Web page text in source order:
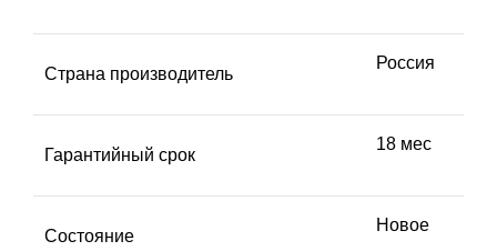
Страна производитель
Россия
Гарантийный срок
18 мес
Состояние
Новое